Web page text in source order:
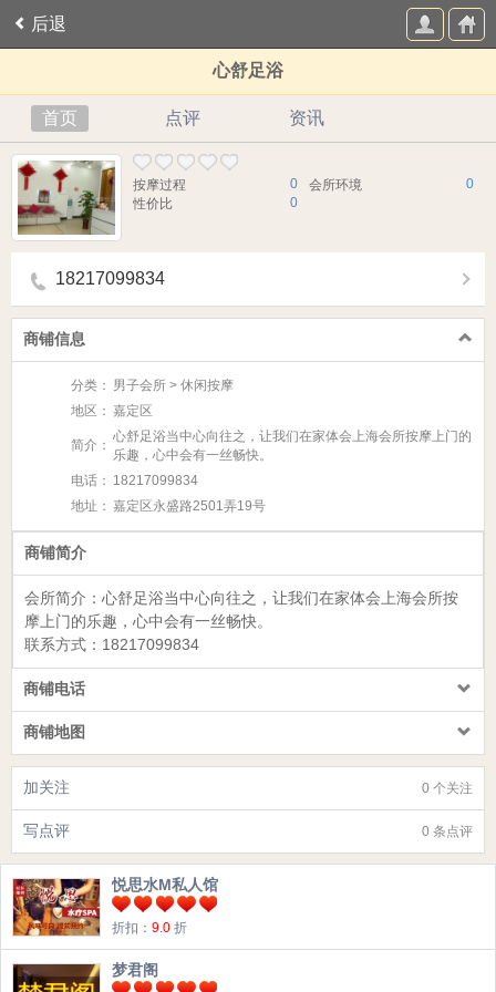
后退
心舒足浴
首页 点评 资讯
0
按摩过程 0
会所环境
0
性价比
18217099834
商铺信息
分类： 男子会所 > 休闲按摩
地区： 嘉定区
简介：
心舒足浴当中心向往之，让我们在家体会上海会所按摩上门的
乐趣，心中会有一丝畅快。
电话： 18217099834
地址： 嘉定区永盛路2501弄19号
商铺简介
会所简介： 心舒足浴当中心向往之，让我们在家体会上海会所按
摩上门的乐趣，心中会有一丝畅快。
联系方式： 18217099834
商铺电话
商铺地图
0 个关注
加关注
0 条点评
写点评
悦思水M私人馆
折扣： 9.0 折
梦君阁